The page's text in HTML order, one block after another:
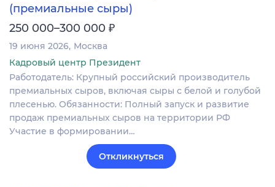
(премиальные сыры)
250 000–300 000 ₽
19 июня 2026 Москва
Кадровый центр Президент
Работодатель: Крупный российский производитель
премиальных сыров, включая сыры с белой и голубой
плесенью. Обязанности: Полный запуск и развитие
продаж премиальных сыров на территории РФ
Участие в формировании…
Откликнуться